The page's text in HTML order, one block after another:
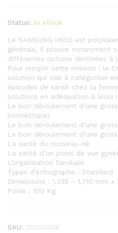
Status: In stock
Le SAMSUNG HS50 est
générale, il prouve notamment
différentes options destinées à
Pour remplir cette mission : le
solution qui vise à catégoriser
épisodes de santé chez la
solutions en adéquation à leurs
Le bon déroulement d’une
biométrique)
Le bon déroulement d’une
Le bon déroulement d’une
La santé du nouveau-né
La santé d’un point de vue
L’organisation familiale
Types d’échographe : Standard
Dimensions : 1,335 ~ 1,710 mm
Poids : 100 Kg
SKU: 20230208